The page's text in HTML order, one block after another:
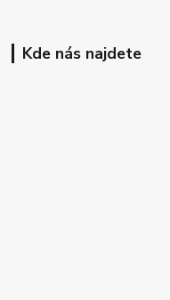
Kde nás najdete